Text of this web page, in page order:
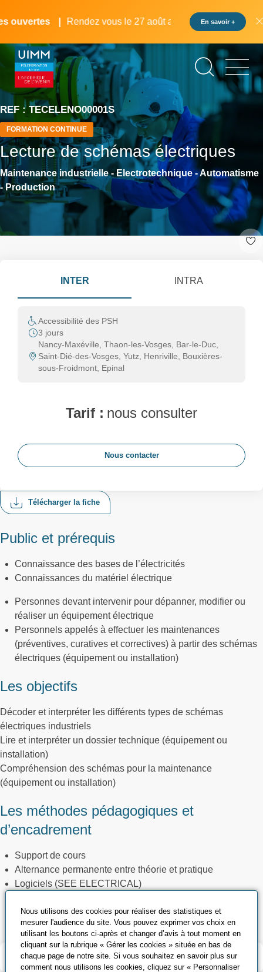
au
principal
Rendez vous le 27 août au pôle formation UIMM
En savoir +
REF : TECELENO00001S
FORMATION CONTINUE
Lecture de schémas électriques
Maintenance industrielle - Electrotechnique - Automatisme
- Production
Télécharger la fiche
Public et prérequis
Connaissance des bases de l’électricités
Connaissances du matériel électrique
Personnes devant intervenir pour dépanner, modifier ou
réaliser un équipement électrique
Personnels appelés à effectuer les maintenances
(préventives, curatives et correctives) à partir des schémas
électriques (équipement ou installation)
Les objectifs
Décoder et interpréter les différents types de schémas
électriques industriels
Lire et interpréter un dossier technique (équipement ou
installation)
Compréhension des schémas pour la maintenance
(équipement ou installation)
Les méthodes pédagogiques et
d’encadrement
Support de cours
Alternance permanente entre théorie et pratique
Logiciels (SEE ELECTRICAL)
installation)
Validation et certification
INTER INTRA
Accessibilité des PSH
3 jours
Nancy-Maxéville, Thaon-les-Vosges, Bar-le-Duc,
Saint-Dié-des-Vosges, Yutz, Henriville, Bouxières-
sous-Froidmont, Epinal
Tarif : nous consulter
Nous contacter
Nous utilisons des cookies pour réaliser des statistiques et
mesurer l'audience du site. Vous pouvez exprimer vos choix en
utilisant les boutons ci-après et changer d’avis à tout moment en
cliquant sur la rubrique « Gérer les cookies » située en bas de
chaque page de notre site. Si vous souhaitez en savoir plus sur
comment nous utilisons les cookies, cliquez sur « Personnaliser